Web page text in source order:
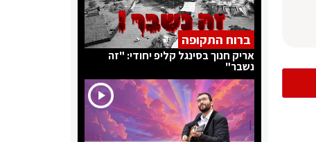
ברוח התקופה
אריק חנוך בסינגל קליפ יחודי: "זה
נשבר"